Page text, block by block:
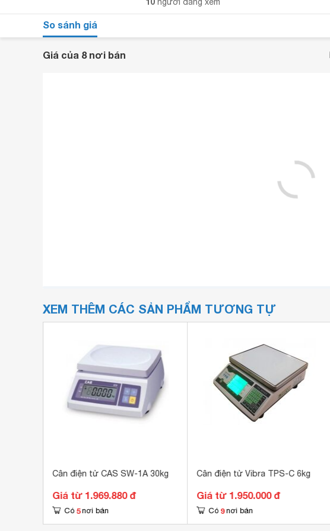
So sánh giá
Giá của 8 nơi bán
XEM THÊM CÁC SẢN PHẨM TƯƠNG TỰ
Cân điện tử CAS SW-1A 30kg
Giá từ 1.969.880 đ
Có 5 nơi bán
Cân điện tử Vibra TPS-C 6kg
Giá từ 1.950.000 đ
Có 9 nơi bán